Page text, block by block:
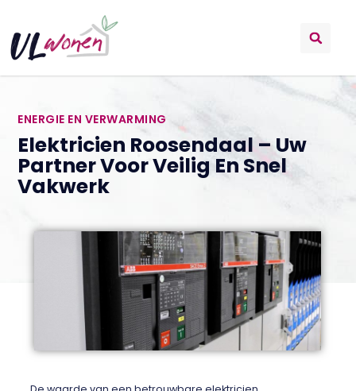
ENERGIE EN VERWARMING
Elektricien Roosendaal – Uw
Partner Voor Veilig En Snel
Vakwerk